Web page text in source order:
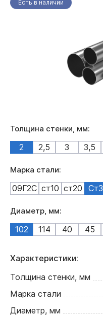
Есть в наличии
Толщина стенки, мм:
2 2,5 3 3,5
Марка стали:
09Г2С ст10 ст20 Ст3
Диаметр, мм:
102 114 40 45
Характеристики:
Толщина стенки, мм
Марка стали
Диаметр, мм